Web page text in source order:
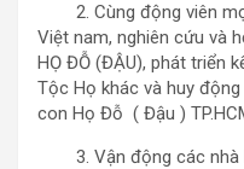
2. Cùng động viên
Việt nam, nghiên cứu và
HỌ ĐỖ (ĐẬU), phát triển
Tộc Họ khác và huy
con Họ Đỗ ( Đậu )
3. Vận động các nhà